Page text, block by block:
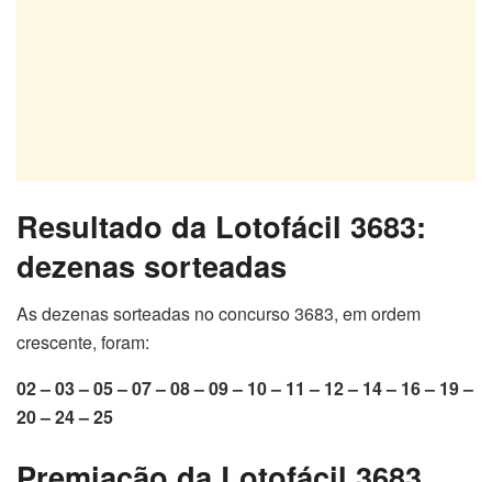
Resultado da Lotofácil 3683:
dezenas sorteadas
As dezenas sorteadas no concurso 3683, em ordem
crescente, foram:
02 – 03 – 05 – 07 – 08 – 09 – 10 – 11 – 12 – 14 – 16 – 19 –
20 – 24 – 25